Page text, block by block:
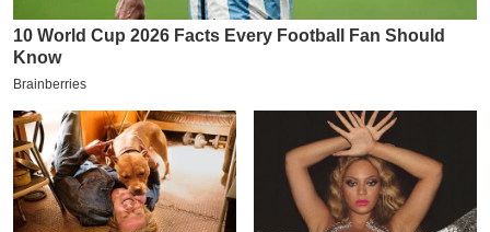
6
क्रा
इ
म
ई
-
पे